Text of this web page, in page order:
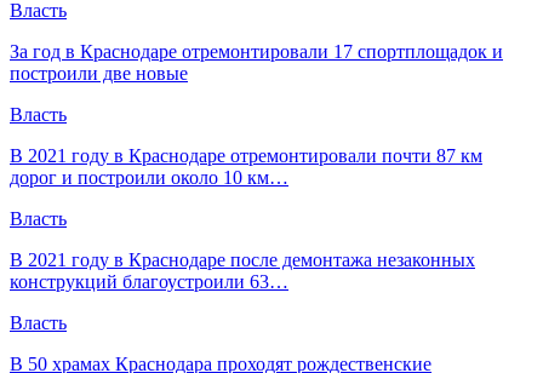
Власть
За год в Краснодаре отремонтировали 17 спортплощадок и
построили две новые
Власть
В 2021 году в Краснодаре отремонтировали почти 87 км
дорог и построили около 10 км…
Власть
В 2021 году в Краснодаре после демонтажа незаконных
конструкций благоустроили 63…
Власть
В 50 храмах Краснодара проходят рождественские